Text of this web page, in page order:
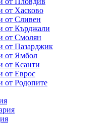
от Хасково
от Сливен
от Кърджали
от Смолян
от Пазарджик
от Ямбол
от Ксанти
от Еврос
от Родопите